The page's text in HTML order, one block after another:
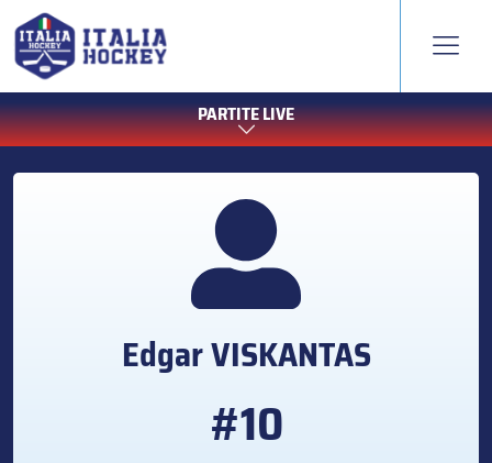
PARTITE LIVE
EdgarVISKANTAS
#10